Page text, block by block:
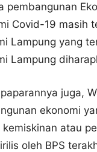
pembangunan
Covid-19 masih
Lampung yang
Lampung
juga,
ekonomi
atau
oleh BPS